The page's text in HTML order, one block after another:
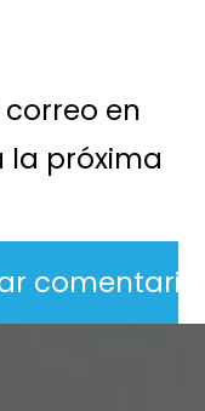
en
la próxima